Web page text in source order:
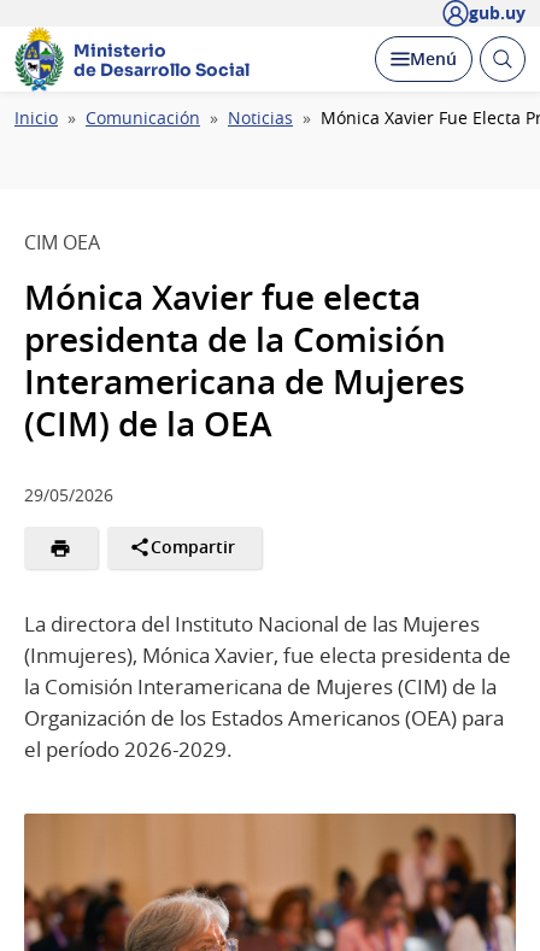
gub.uy
Ministerio
de Desarrollo Social
Desplegar
Menú Abrir
Ruta
Inicio Comunicación Noticias Mónica Xavier Fue Electa
CIM OEA
Mónica Xavier fue electa
presidenta de la Comisión
Interamericana de Mujeres
(CIM) de la OEA
29/05/2026
Compartir
La directora del Instituto Nacional de las Mujeres
(Inmujeres), Mónica Xavier, fue electa presidenta de
la Comisión Interamericana de Mujeres (CIM) de la
Organización de los Estados Americanos (OEA) para
el período 2026-2029.